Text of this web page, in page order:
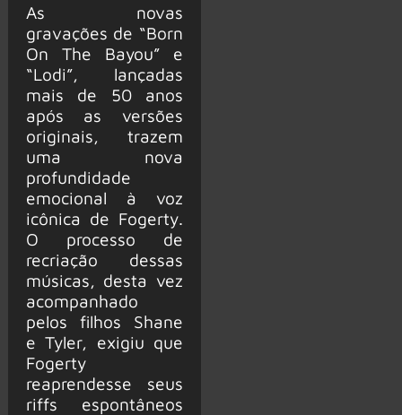
As novas
gravações de “Born
On The Bayou” e
“Lodi”, lançadas
mais de 50 anos
após as versões
originais, trazem
uma nova
profundidade
emocional à voz
icônica de Fogerty.
O processo de
recriação dessas
músicas, desta vez
acompanhado
pelos filhos Shane
e Tyler, exigiu que
Fogerty
reaprendesse seus
riffs espontâneos